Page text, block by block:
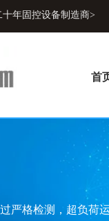
年固控设备制造商>
首
严格检测，超负荷